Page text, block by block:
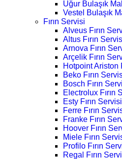
Uğur Bulaşık
Vestel Bulaşık
Fırın Servisi
Alveus Fırın
Altus Fırın
Arnova Fırın
Arçelik Fırın
Hotpoint Ariston
Beko Fırın
Bosch Fırın
Electrolux Fırın
Esty Fırın Servisi
Ferre Fırın
Franke Fırın
Hoover Fırın
Miele Fırın
Profilo Fırın
Regal Fırın